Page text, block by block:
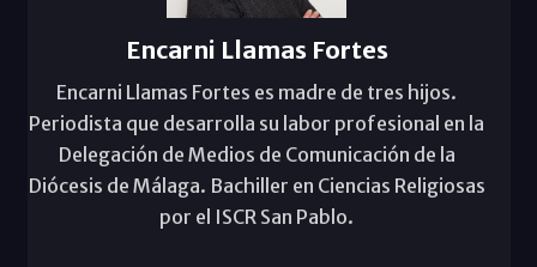
Encarni Llamas Fortes
Encarni Llamas Fortes es madre de tres hijos.
Periodista que desarrolla su labor profesional en la
Delegación de Medios de Comunicación de la
Diócesis de Málaga. Bachiller en Ciencias Religiosas
por el ISCR San Pablo.